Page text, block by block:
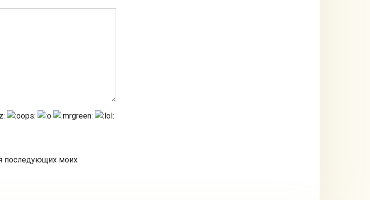
последующих моих